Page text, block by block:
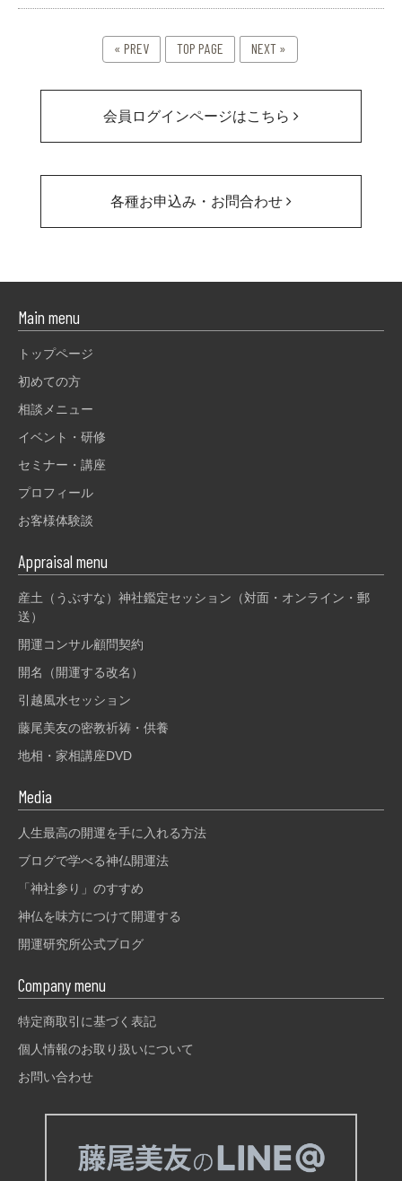
« PREV TOP PAGE NEXT »
会員ログインページはこちら
各種お申込み・お問合わせ
Main menu
トップページ
初めての方
相談メニュー
イベント・研修
セミナー・講座
プロフィール
お客様体験談
Appraisal menu
産土（うぶすな）神社鑑定セッション（対面・オンライン・郵
送）
開運コンサル顧問契約
開名（開運する改名）
引越風水セッション
藤尾美友の密教祈祷・供養
地相・家相講座DVD
Media
人生最高の開運を手に入れる方法
ブログで学べる神仏開運法
「神社参り」のすすめ
神仏を味方につけて開運する
開運研究所公式ブログ
Company menu
特定商取引に基づく表記
個人情報のお取り扱いについて
お問い合わせ